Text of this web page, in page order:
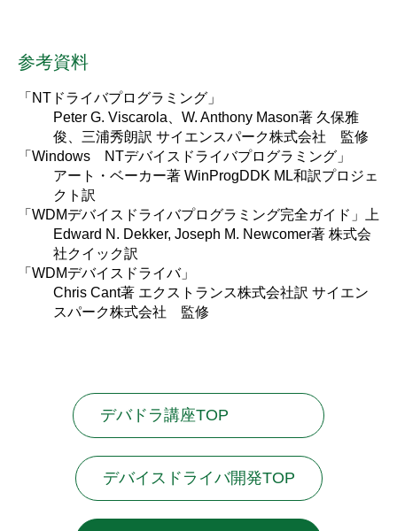
参考資料
「NTドライバプログラミング」
Peter G. Viscarola、W. Anthony Mason著 久保雅
俊、三浦秀朗訳 サイエンスパーク株式会社 監修
「Windows NTデバイスドライバプログラミング」
アート・ベーカー著 WinProgDDK ML和訳プロジェ
クト訳
「WDMデバイスドライバプログラミング完全ガイド」上
Edward N. Dekker, Joseph M. Newcomer著 株式会
社クイック訳
「WDMデバイスドライバ」
Chris Cant著 エクストランス株式会社訳 サイエン
スパーク株式会社 監修
デバドラ講座TOP
デバイスドライバ開発TOP